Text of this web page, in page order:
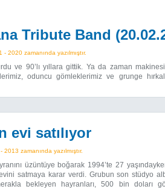
Tribute Band
2020 zamanında yazılmıştır.
ve 90’lı yıllara gittik. Ya da zaman
oduncu gömleklerimiz ve grunge
evi satılıyor
zamanında yazılmıştır.
üzüntüye boğarak 1994’te 27
satmaya karar verdi. Grubun son stüdyo
bekleyen hayranları, 500 bin doları